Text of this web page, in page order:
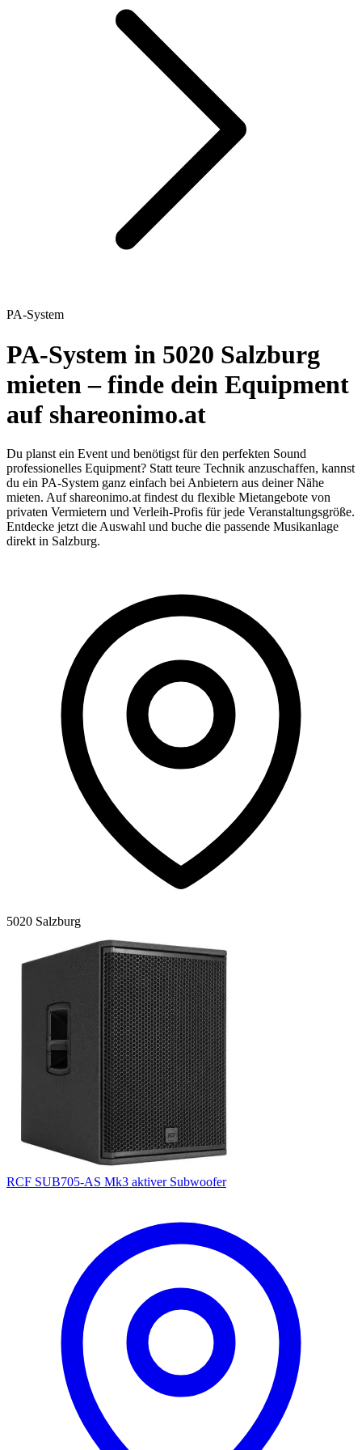
PA-System
PA-System in 5020 Salzburg
mieten – finde dein Equipment
auf shareonimo.at
Du planst ein Event und benötigst für den perfekten Sound
professionelles Equipment? Statt teure Technik anzuschaffen, kannst
du ein PA-System ganz einfach bei Anbietern aus deiner Nähe
mieten. Auf shareonimo.at findest du flexible Mietangebote von
privaten Vermietern und Verleih-Profis für jede Veranstaltungsgröße.
Entdecke jetzt die Auswahl und buche die passende Musikanlage
direkt in Salzburg.
5020 Salzburg
RCF SUB705-AS Mk3 aktiver Subwoofer